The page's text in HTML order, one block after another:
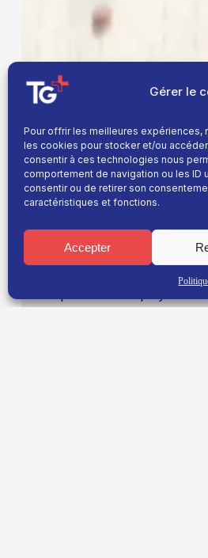
Gérer le
Pour offrir les meilleures
les cookies pour stocker et/ou
consentir à ces technologies nous
comportement de navigation ou les ID
consentir ou de retirer son
caractéristiques et fonctions.
Accepter
Mercredi 18h20 et 20h45
L’insertion par le sport,
Avec Charly Pètre